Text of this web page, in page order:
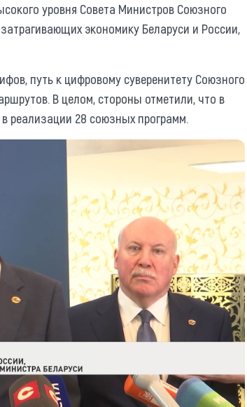
уровня Совета Министров Союзного
экономику Беларуси и России,
путь к цифровому суверенитету Союзного
В целом, стороны отметили, что в
реализации 28 союзных программ.